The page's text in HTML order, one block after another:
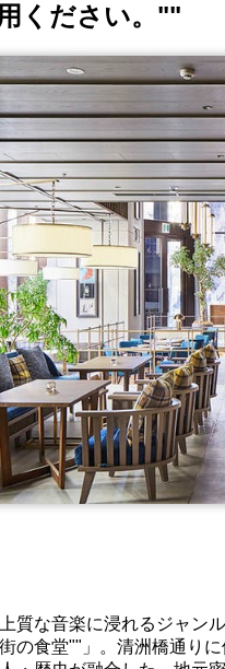
ください。""
質な音楽に浸れるジャン
の食堂""」。清洲橋通り